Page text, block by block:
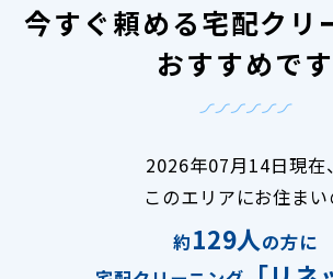
今すぐ頼める宅配クリ
おすすめです
2026年07月14日現在、
このエリアにお住まい
約129人の方に